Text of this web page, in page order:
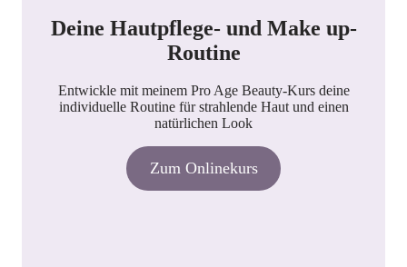
Deine Hautpflege- und Make up-
Routine
Entwickle mit meinem Pro Age Beauty-Kurs deine
individuelle Routine für strahlende Haut und einen
natürlichen Look
Zum Onlinekurs